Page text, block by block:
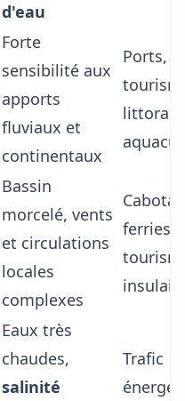
d'eau
Forte
sensibilité aux
apports
fluviaux et
continentaux
Ports,
littoral,
Bassin
morcelé, vents
et circulations
locales
complexes
ferries,
Eaux très
chaudes,
salinité
Trafic